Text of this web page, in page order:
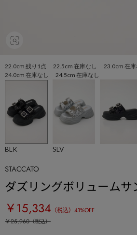
22.0cm 残り1点 22.5cm 在庫なし 23.0cm 在
24.0cm 在庫なし 24.5cm 在庫なし
BLK SLV
STACCATO
ダズリングボリュームサ
￥15,334 （税込） 41%OFF
￥25,960（税込）